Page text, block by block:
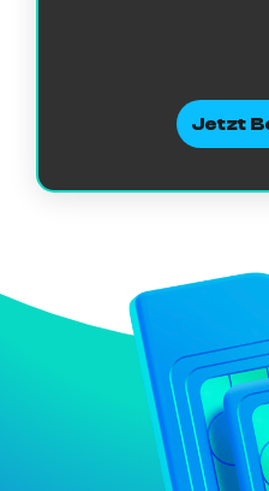
Jetzt